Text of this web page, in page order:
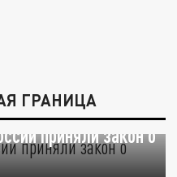
ГРАНИЦА
приняли закон о